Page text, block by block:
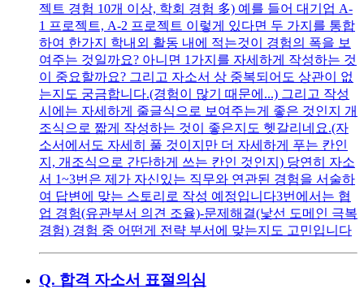
젝트 경험 10개 이상, 학회 경험 多) 예를 들어 대기업 A-
1 프로젝트, A-2 프로젝트 이렇게 있다면 두 가지를 통합
하여 한가지 학내외 활동 내에 적는것이 경험의 폭을 보
여주는 것일까요? 아니면 1가지를 자세하게 작성하는 것
이 중요할까요? 그리고 자소서 상 중복되어도 상관이 없
는지도 궁금합니다.(경험이 많기 때문에...) 그리고 작성
시에는 자세하게 줄글식으로 보여주는게 좋은 것인지 개
조식으로 짧게 작성하는 것이 좋은지도 헷갈리네요.(자
소서에서도 자세히 풀 것이지만 더 자세하게 푸는 칸인
지, 개조식으로 간단하게 쓰는 칸인 것인지) 당연히 자소
서 1~3번은 제가 자신있는 직무와 연관된 경험을 서술하
여 답변에 맞는 스토리로 작성 예정입니다3번에서는 협
업 경험(유관부서 의견 조율)-문제해결(낯선 도메인 극복
경험) 경험 중 어떤게 전략 부서에 맞는지도 고민입니다
Q. 합격 자소서 표절의심